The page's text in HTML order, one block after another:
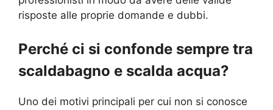
risposte alle proprie domande e dubbi.
Perché ci si confonde sempre tra
scaldabagno e scalda acqua?
Uno dei motivi principali per cui non si conosce